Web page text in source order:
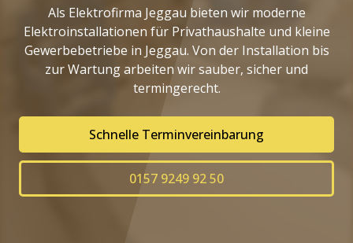
Als Elektrofirma Jeggau bieten wir moderne
Elektroinstallationen für Privathaushalte und kleine
Gewerbebetriebe in Jeggau. Von der Installation bis
zur Wartung arbeiten wir sauber, sicher und
termingerecht.
Schnelle Terminvereinbarung
0157 9249 92 50